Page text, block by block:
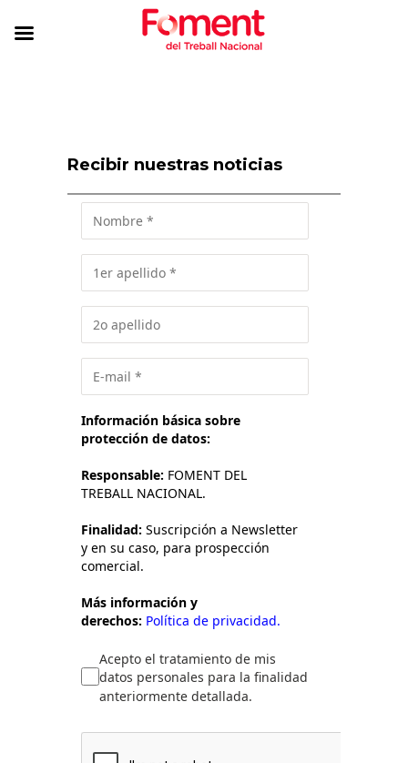
Recibir nuestras noticias
Información básica sobre
protección de datos:
Responsable: FOMENT DEL
TREBALL NACIONAL.
Finalidad: Suscripción a Newsletter
y en su caso, para prospección
comercial.
Más información y
derechos: Política de privacidad.
Acepto el tratamiento de mis
datos personales para la finalidad
anteriormente detallada.